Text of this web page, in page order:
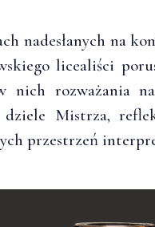
nadesłanych na
licealiści
nich rozważania
Mistrza,
przestrzeń